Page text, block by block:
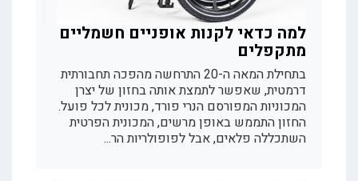
למה כדאי לקנות אופניים חשמליים
מתקפלים
בתחילת המאה ה-20 התרחשה מהפכה תחבורתית
דרמטית, שאפשר לתמצת אותה בחזון של יצרן
המכוניות המפורסם הנרי פורד, מכונית לכל פועל.
החזון התממש באופן מרשים, המכונית הפרטית
השתכללה פלאים, אבל לפופולריות הר...